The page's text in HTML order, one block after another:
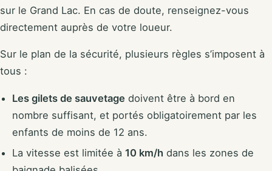
sur le Grand Lac. En cas de doute, renseignez-vous
directement auprès de votre loueur.
Sur le plan de la sécurité, plusieurs règles s’imposent à
tous :
Les gilets de sauvetage doivent être à bord en
nombre suffisant, et portés obligatoirement par les
enfants de moins de 12 ans.
La vitesse est limitée à 10 km/h dans les zones de